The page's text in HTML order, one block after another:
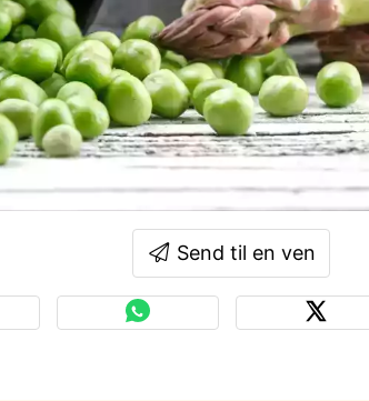
Send til en ven